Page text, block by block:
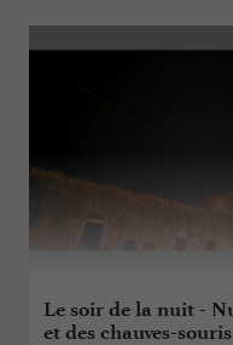
Le soir de la nuit -
et des chauves-souris